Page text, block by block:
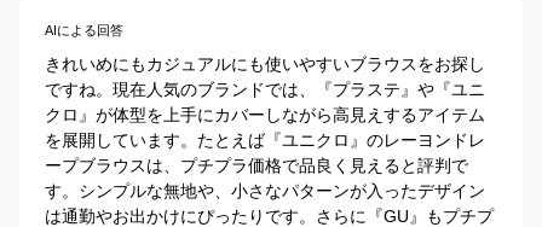
AIによる回答
きれいめにもカジュアルにも使いやすいブラウスをお探し
ですね。現在人気のブランドでは、『プラステ』や『ユニ
クロ』が体型を上手にカバーしながら高見えするアイテム
を展開しています。たとえば『ユニクロ』のレーヨンドレ
ープブラウスは、プチプラ価格で品良く見えると評判で
す。シンプルな無地や、小さなパターンが入ったデザイン
は通勤やお出かけにぴったりです。さらに『GU』もプチプ